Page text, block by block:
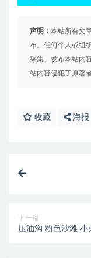
声明： 本站所有文
布。任何个人或组
采集、发布本站内
站内容侵犯了原著
收藏 海报
下一篇
压油沟 粉色沙滩 小